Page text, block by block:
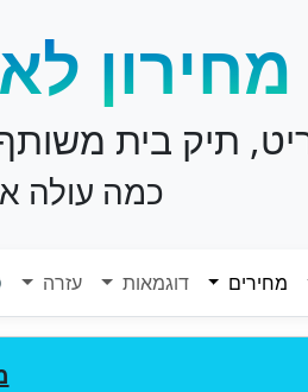
מחירון
תיק בית
כמה עולה
מחירים דוגמאות עזרה